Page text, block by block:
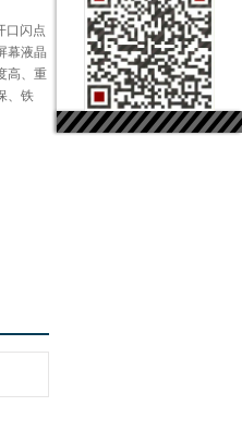
口闪点
幕液晶
高、重
、铁